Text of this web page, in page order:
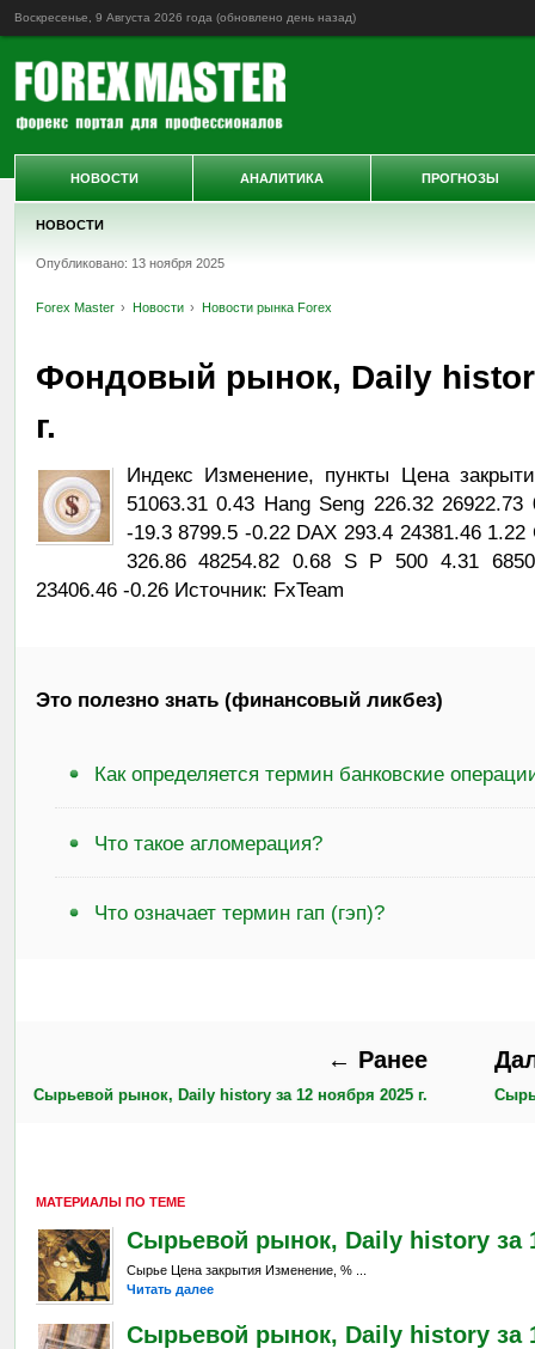
Воскресенье, 9 Августа 2026 года (обновлено день назад)
НОВОСТИ
Опубликовано: 13 ноября 2025
Forex Master Новости Новости рынка Forex
Фондовый рынок, Daily
г.
Индекс Изменение, пункты Цена
51063.31 0.43 Hang Seng 226.32
-19.3 8799.5 -0.22 DAX 293.4 24381.46
326.86 48254.82 0.68 S P 500 4.31
23406.46 -0.26 Источник: FxTeam
Это полезно знать (финансовый ликбез)
Как определяется термин банковские
Что такое агломерация?
Что означает термин гап (гэп)?
← Ранее
Сырьевой рынок, Daily history за 12 ноября 2025 г.
МАТЕРИАЛЫ ПО ТЕМЕ
Сырьевой рынок, Daily history за
Сырье Цена закрытия Изменение, % ...
Читать далее
Сырьевой рынок, Daily history за
НОВОСТИ АНАЛИТИКА ПРОГНОЗЫ